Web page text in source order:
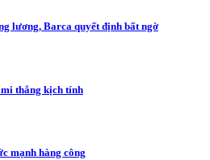
lương, Barca quyết định bất ngờ
thắng kịch tính
mạnh hàng công